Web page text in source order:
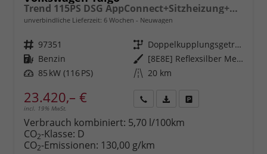
Trend 115PS DSG AppConnect+Sitzheizung+PDC+Alu16+LED+DAB+FrontAssist
unverbindliche Lieferzeit: 6 Wochen Neuwagen
Fahrzeugnr. 97351 Getriebe
Doppelkupplungsgetriebe (DSG)
Kraftstoff Benzin Außenfarbe
[8E8E] Reflexsilber Metallic
Leistung 85 kW (116 PS) Kilometerstand 20 km
23.420,– €
incl. 19% MwSt.
anfordern
Datei,
Verbrauch kombiniert: 5,70 l/100km
CO2-Klasse: D
CO2-Emissionen: 130,00 g/km